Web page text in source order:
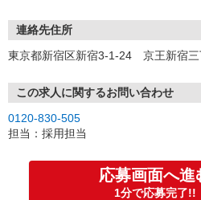
連絡先住所
東京都新宿区新宿3-1-24 京王新宿三
この求人に関するお問い合わせ
0120-830-505
担当：採用担当
応募画面へ進
1分で応募完了!!